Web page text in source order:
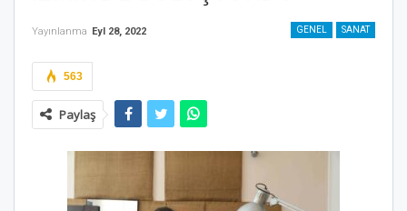
GENEL SANAT
Yayınlanma Eyl 28, 2022
563
Paylaş